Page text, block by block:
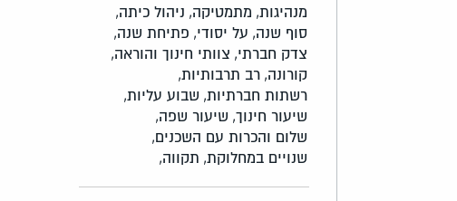
מנהיגות, מתמטיקה, ניהול כיתה,
סוף שנה, על יסודי, פתיחת שנה,
צדק חברתי, צוותי חינוך והוראה,
קורונה, רב תרבותיות,
רשתות חברתיות, שבוע עליות,
שיעור חינוך, שיעור שפה,
שלום והכרות עם השכנים,
שנויים במחלוקת, תקווה,